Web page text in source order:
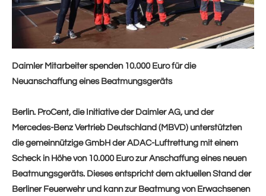
Daimler Mitarbeiter spenden 10.000 Euro für die
Neuanschaffung eines Beatmungsgeräts
Berlin. ProCent, die Initiative der Daimler AG, und der
Mercedes-Benz Vertrieb Deutschland (MBVD) unterstützten
die gemeinnützige GmbH der ADAC-Luftrettung mit einem
Scheck in Höhe von 10.000 Euro zur Anschaffung eines neuen
Beatmungsgeräts. Dieses entspricht dem aktuellen Stand der
Berliner Feuerwehr und kann zur Beatmung von Erwachsenen